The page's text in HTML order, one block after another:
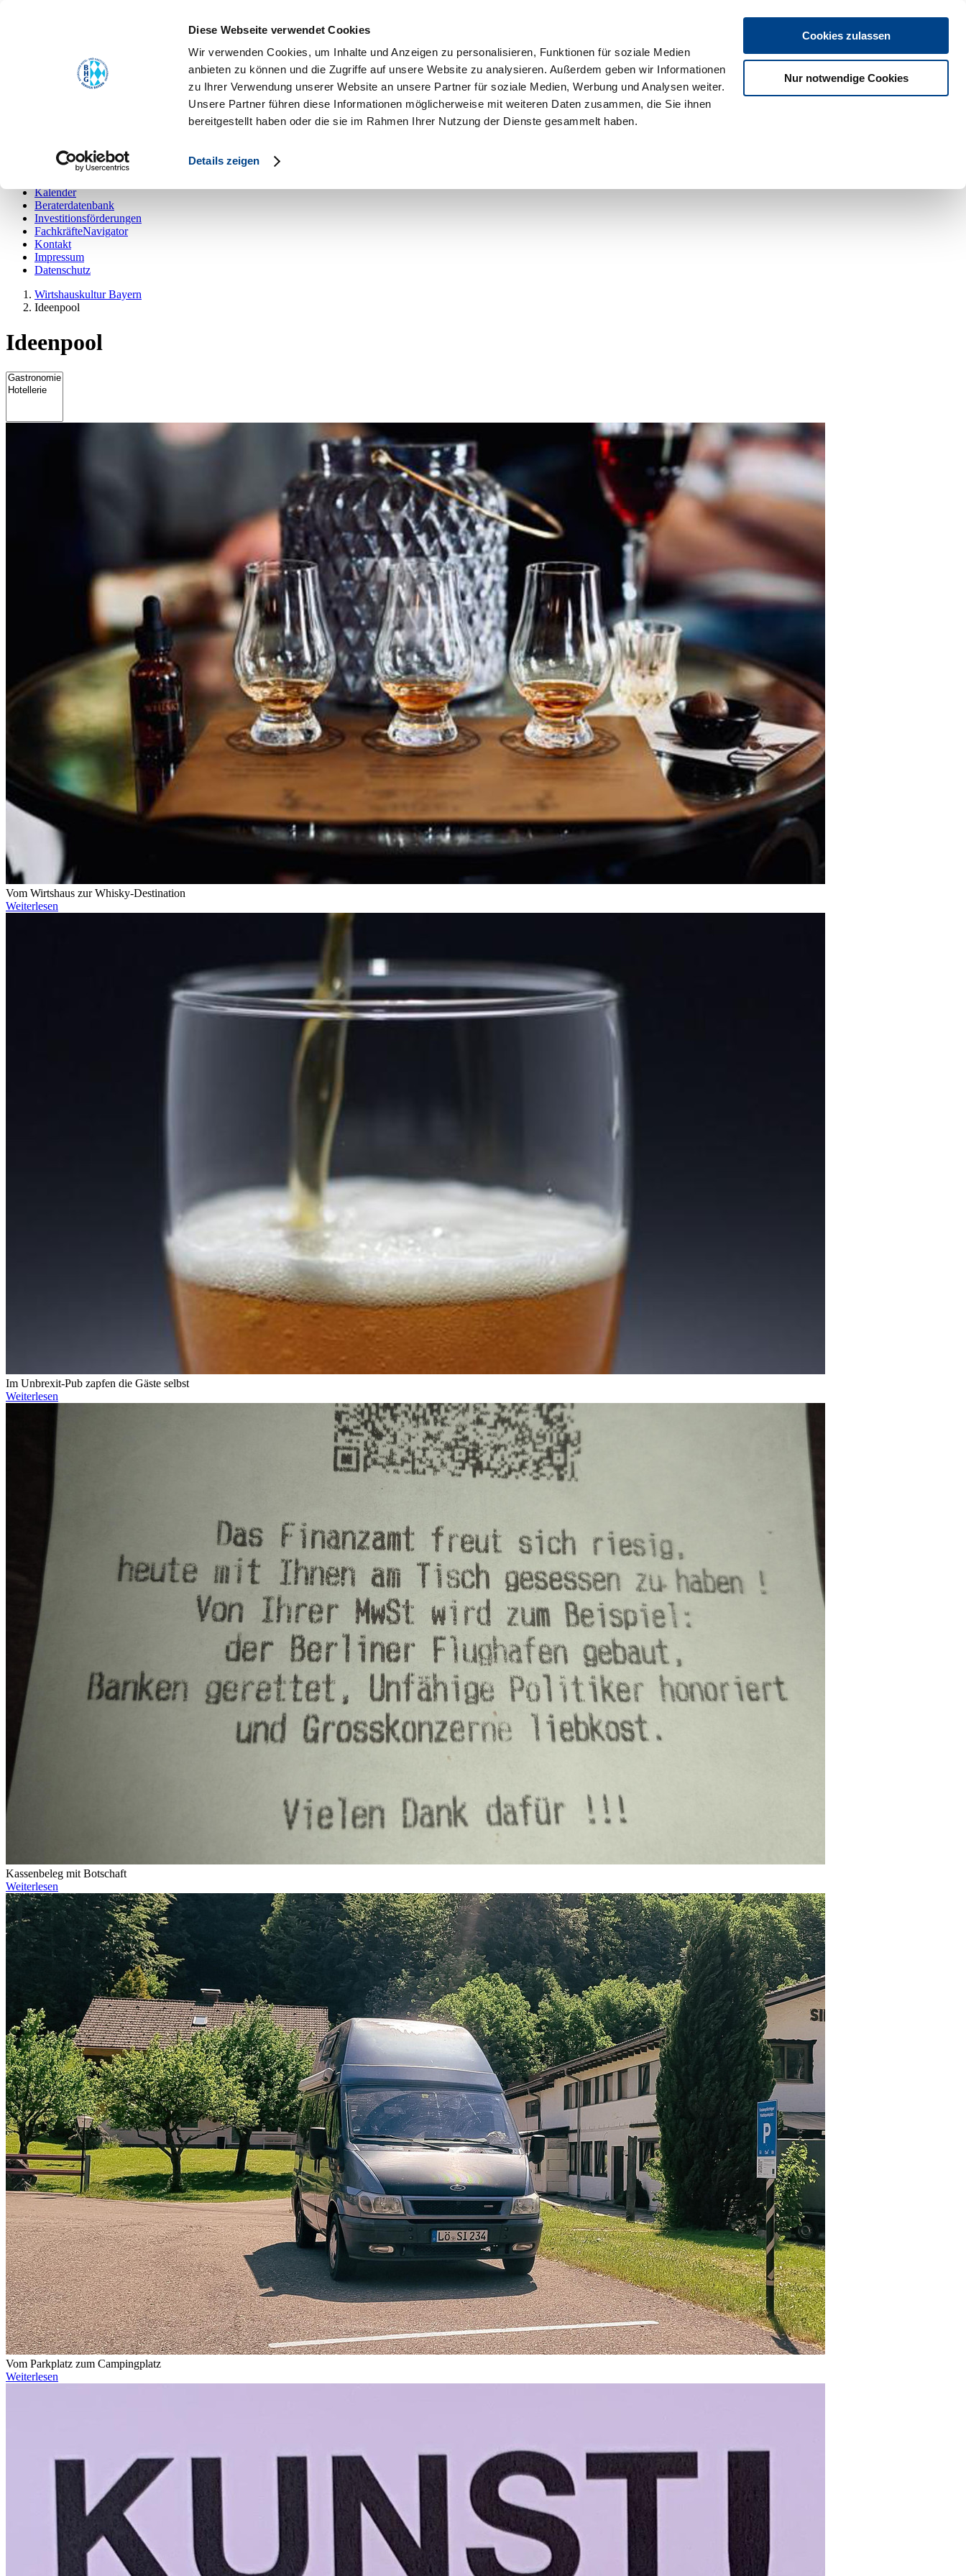
Diese Webseite verwendet Cookies
Wir verwenden Cookies, um Inhalte und Anzeigen zu personalisieren, Funktionen für soziale Medien
anbieten zu können und die Zugriffe auf unsere Website zu analysieren. Außerdem geben wir Informationen
zu Ihrer Verwendung unserer Website an unsere Partner für soziale Medien, Werbung und Analysen weiter.
Unsere Partner führen diese Informationen möglicherweise mit weiteren Daten zusammen, die Sie ihnen
bereitgestellt haben oder die sie im Rahmen Ihrer Nutzung der Dienste gesammelt haben.
Details zeigen
Cookies zulassen
Nur notwendige Cookies
Beraterdatenbank
Investitionsförderungen
Ideenpool
Kalender
Beraterdatenbank
Investitionsförderungen
FachkräfteNavigator
Kontakt
Impressum
Datenschutz
Wirtshauskultur Bayern
Ideenpool
Ideenpool
Vom Wirtshaus zur Whisky-Destination
Weiterlesen
Im Unbrexit-Pub zapfen die Gäste selbst
Weiterlesen
Kassenbeleg mit Botschaft
Weiterlesen
Vom Parkplatz zum Campingplatz
Weiterlesen